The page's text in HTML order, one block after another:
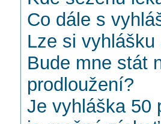
Co dále s
Lze si
Bude mne stát
prodloužení?
Je vyhláška 50